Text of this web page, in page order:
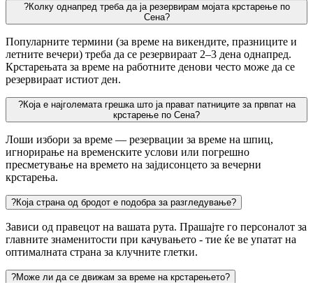
?Колку однапред треба да ја резервирам мојата крстарење по
Сена?
Популарните термини (за време на викендите, празниците и
летните вечери) треба да се резервираат 2–3 дена однапред.
Крстарењата за време на работните денови често може да се
резервираат истиот ден.
?Која е најголемата грешка што ја прават патниците за првпат на
крстарење по Сена?
Лоши избори за време — резервации за време на шпиц,
игнорирање на временските услови или погрешно
пресметување на времето на зајдисонцето за вечерни
крстарења.
?Која страна од бродот е подобра за разгледување?
Зависи од правецот на вашата рута. Прашaјте го персоналот за
главните знаменитости при качувањето - тие ќе ве упатат на
оптималната страна за клучните глетки.
?Може ли да се движам за време на крстарењето?